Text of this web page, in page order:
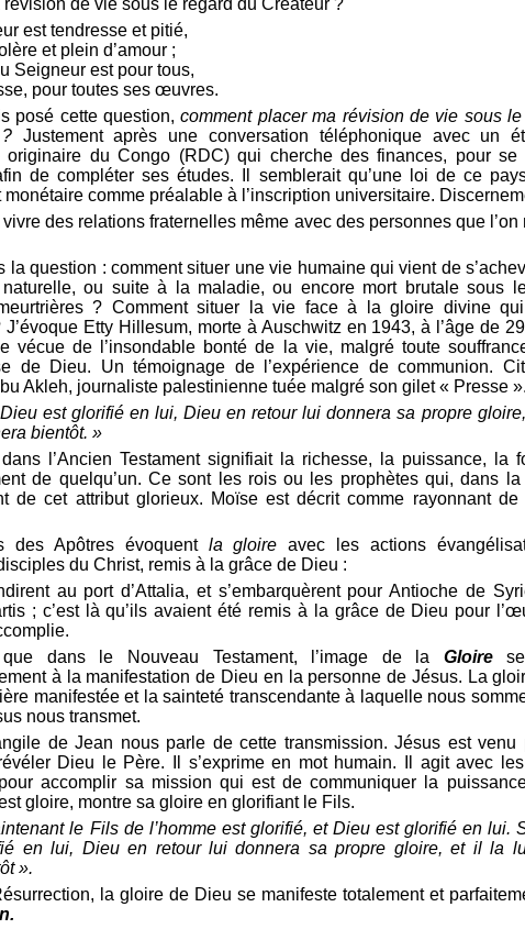
révision de vie sous le regard du Créateur ?
est tendresse et pitié,
et plein d’amour ;
Seigneur est pour tous,
pour toutes ses œuvres.
posé cette question,comment placer ma révision de vie sous
Justement après une conversation téléphonique avec un
originaire du Congo (RDC) qui cherche des finances, pour se
de compléter ses études. Il semblerait qu’une loi de ce
monétaire comme préalable à l’inscription universitaire.
des relations fraternelles même avec des personnes que l’on
la question : comment situer une vie humaine qui vient de
ou suite à la maladie, ou encore mort brutale sous
? Comment situer la vie face à la gloire divine
J’évoque Etty Hillesum, morte à Auschwitz en 1943, à l’âge de
vécue de l’insondable bonté de la vie, malgré toute
de Dieu. Un témoignage de l’expérience de communion.
Akleh, journaliste palestinienne tuée malgré son gilet « Presse ».
est glorifié en lui, Dieu en retour lui donnera sa propre
bientôt. »
l’Ancien Testament signifiait la richesse, la puissance, la
de quelqu’un. Ce sont les rois ou les prophètes qui, dans la
de cet attribut glorieux. Moïse est décrit comme rayonnant de
des Apôtres évoquent la gloireavec les actions
du Christ, remis à la grâce de Dieu :
au port d’Attalia, et s’embarquèrent pour Antioche de
; c’est là qu’ils avaient été remis à la grâce de Dieu pour
dans le Nouveau Testament, l’image de la Gloirese
à la manifestation de Dieu en la personne de Jésus. La
manifestée et la sainteté transcendante à laquelle nous
nous transmet.
de Jean nous parle de cette transmission. Jésus est venu
Dieu le Père. Il s’exprime en mot humain. Il agit avec
accomplir sa mission qui est de communiquer la
gloire, montre sa gloire en glorifiant le Fils.
le Fils de l’homme est glorifié, et Dieu est glorifié en lui.
en lui, Dieu en retour lui donnera sa propre gloire, et il la
».
la gloire de Dieu se manifeste totalement et